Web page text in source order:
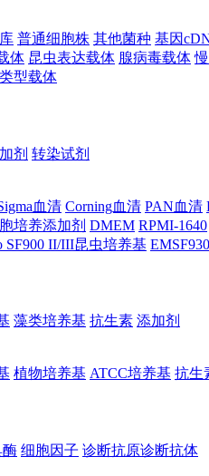
普通细胞株 其他菌种 基因
体 昆虫表达载体 腺病毒载体
型载体
剂 转染试剂
血清 Corning血清 PAN血清
培养添加剂 DMEM RPMI-1640
SF900 II/III昆虫培养基
藻类培养基 抗生素 添加剂
植物培养基 ATCC培养基 抗生
酶 细胞因子 诊断抗原诊断抗体